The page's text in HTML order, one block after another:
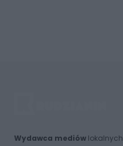
Wydawca mediówlokalnych